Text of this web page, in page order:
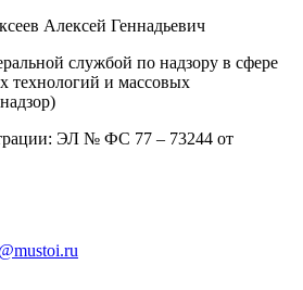
Алексей Геннадьевич
службой по надзору в сфере
технологий и массовых
ЭЛ № ФС 77 – 73244 от